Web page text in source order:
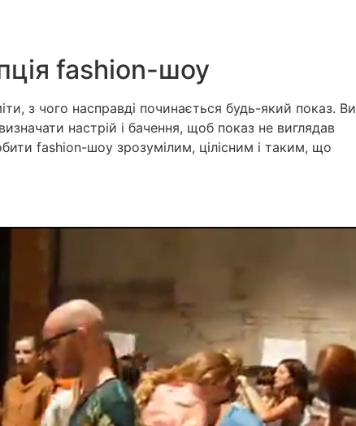
fashion-шоу
з чого насправді починається будь-який показ. Ви
настрій і бачення, щоб показ не виглядав
fashion-шоу зрозумілим, цілісним і таким, що